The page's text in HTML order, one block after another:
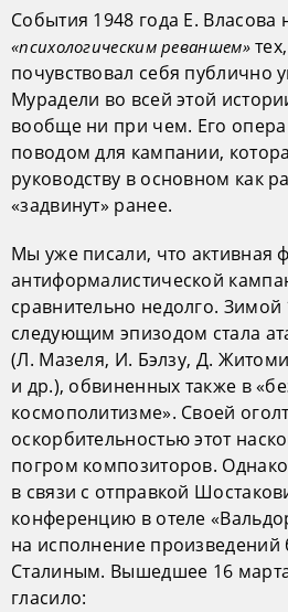
События 1948 года Е. Власова
«психологическим реваншем»
почувствовал себя публично
Мурадели во всей этой
вообще ни при чем. Его
поводом для кампании,
руководству в основном как
«задвинут» ранее.
Мы уже писали, что активная
антиформалистической
сравнительно недолго. Зимой
следующим эпизодом стала
(Л. Мазеля, И. Бэлзу, Д.
и др.), обвиненных также в
космополитизме». Своей
оскорбительностью этот
погром композиторов.
в связи с отправкой
конференцию в отеле
на исполнение
Сталиным. Вышедшее 16
гласило: